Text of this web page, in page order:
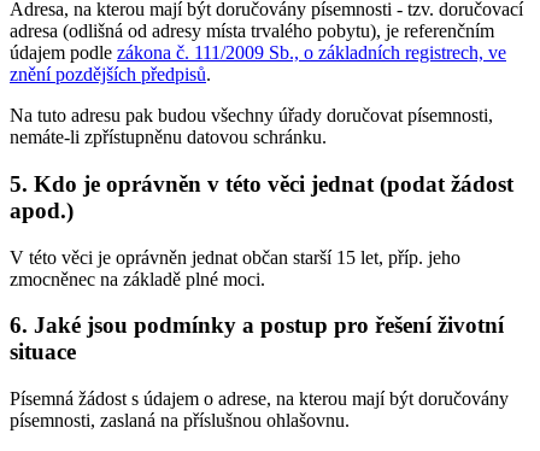
Adresa, na kterou mají být doručovány písemnosti - tzv. doručovací
adresa (odlišná od adresy místa trvalého pobytu), je referenčním
údajem podle zákona č. 111/2009 Sb., o základních registrech, ve
znění pozdějších předpisů.
Na tuto adresu pak budou všechny úřady doručovat písemnosti,
nemáte-li zpřístupněnu datovou schránku.
5. Kdo je oprávněn v této věci jednat (podat žádost
apod.)
V této věci je oprávněn jednat občan starší 15 let, příp. jeho
zmocněnec na základě plné moci.
6. Jaké jsou podmínky a postup pro řešení životní
situace
Písemná žádost s údajem o adrese, na kterou mají být doručovány
písemnosti, zaslaná na příslušnou ohlašovnu.